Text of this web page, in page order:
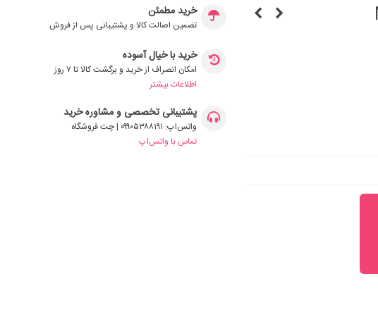
خرید مطمئن
تضمین اصالت کالا و پشتیبانی پس از فروش
خرید با خیال آسوده
امکان انصراف از خرید و برگشت کالا تا ۷ روز
اطلاعات بیشتر
پشتیبانی تخصصی و مشاوره خرید
واتس‌اپ: ۰۹۹۰۵۳۸۸۱۹۱ | چت فروشگاه
تماس با واتس‌اپ